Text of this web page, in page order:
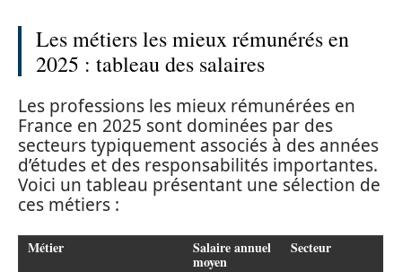
Les métiers les mieux rémunérés en
2025 : tableau des salaires
Les professions les mieux rémunérées en
France en 2025 sont dominées par des
secteurs typiquement associés à des années
d’études et des responsabilités importantes.
Voici un tableau présentant une sélection de
ces métiers :
Métier Salaire annuel
moyen
Secteur